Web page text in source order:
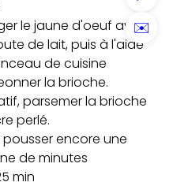
le jaune d'oeuf avec
de lait, puis à l'aide
de cuisine
la brioche.
parsemer la brioche
perlé.
pousser encore une
de minutes
min
✉️